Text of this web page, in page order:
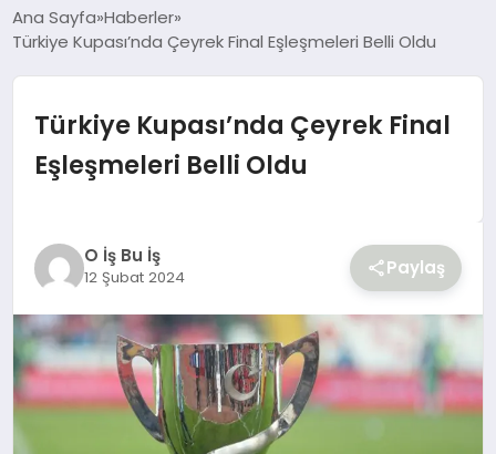
EKONOMİ
GÜNCEL
SIYASET
YAŞAM
Ana Sayfa Haberler
Türkiye Kupası’nda Çeyrek Final Eşleşmeleri Belli Oldu
Türkiye Kupası’nda Çeyrek Final
Eşleşmeleri Belli Oldu
O İş Bu İş
12 Şubat 2024 Paylaş